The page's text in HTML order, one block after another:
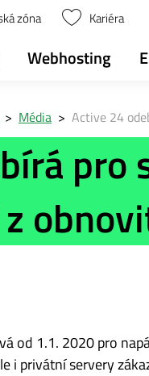
zóna Kariéra
Webhosting
> Média > Active 24
pro
od 1.1. 2020 pro
i privátní servery